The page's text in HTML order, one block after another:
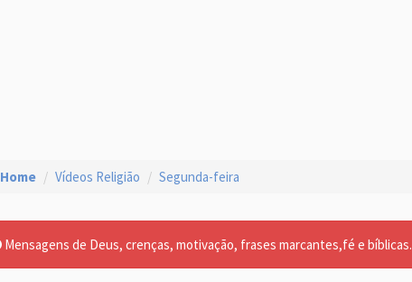
Home Vídeos Religião Segunda-feira
Mensagens de Deus, crenças, motivação, frases marcantes,fé e bíblicas.